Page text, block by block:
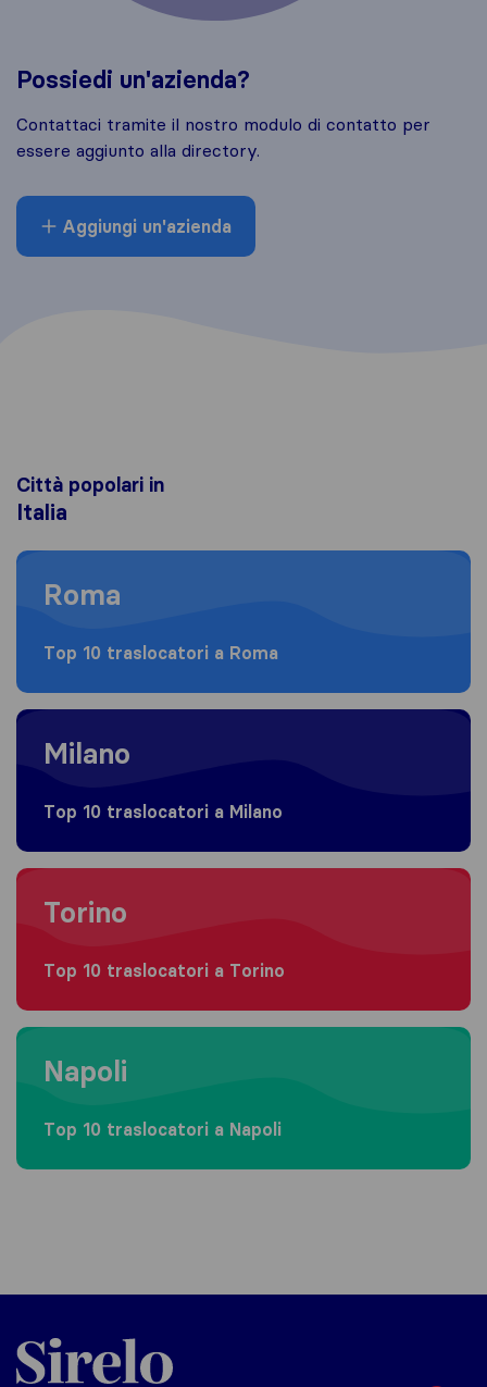
Possiedi un'azienda?
Contattaci tramite il nostro modulo di contatto per
essere aggiunto alla directory.
Aggiungi un'azienda
Città popolari in
Italia
Moving to Roma
Roma
Top 10 traslocatori a Roma
Moving to Milano
Milano
Top 10 traslocatori a Milano
Moving to Torino
Torino
Top 10 traslocatori a Torino
Moving to Napoli
Napoli
Top 10 traslocatori a Napoli
Sirelo.it